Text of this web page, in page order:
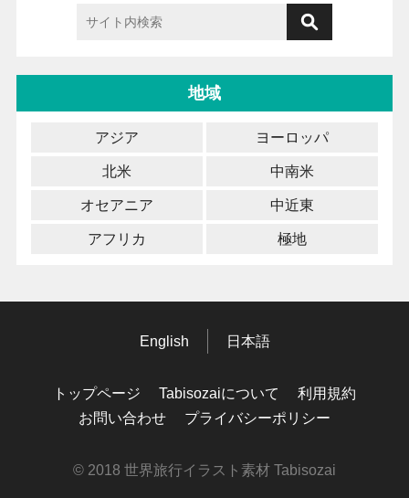
地域
アジア ヨーロッパ
北米 中南米
オセアニア 中近東
アフリカ 極地
English 日本語
トップページ Tabisozaiについて
利用規約
お問い合わせ
プライバシーポリシー
© 2018 世界旅行イラスト素材 Tabisozai